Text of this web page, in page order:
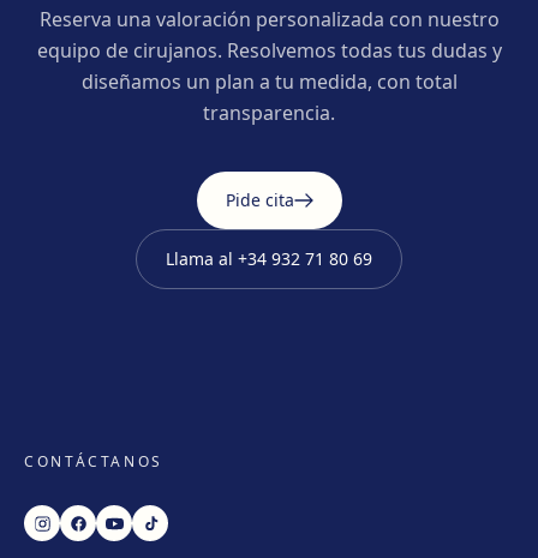
Reserva una valoración personalizada con nuestro
equipo de cirujanos. Resolvemos todas tus dudas y
diseñamos un plan a tu medida, con total
transparencia.
Pide cita
Llama al +34 932 71 80 69
CONTÁCTANOS